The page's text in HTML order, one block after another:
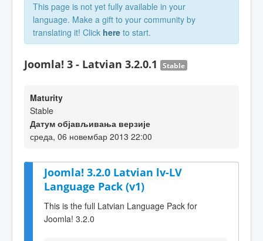
This page is not yet fully available in your
language. Make a gift to your community by
translating it! Click here to start.
Joomla! 3 - Latvian 3.2.0.1 Stable
Maturity
Stable
Датум објављивања верзије
среда, 06 новембар 2013 22:00
Joomla! 3.2.0 Latvian lv-LV
Language Pack (v1)
This is the full Latvian Language Pack for
Joomla! 3.2.0